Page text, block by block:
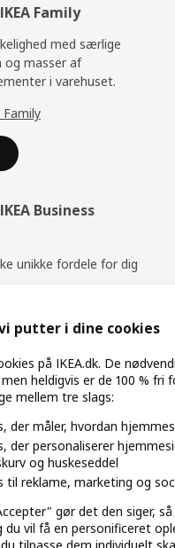
Family
med særlige
og masser af
i varehuset.
Business
unikke fordele for dig
Network
putter i dine cookies
på IKEA.dk. De
heldigvis er de 100 % fri
mellem tre slags:
der måler, hvordan
der personaliserer
og huskeseddel
til reklame, marketing og
gør det den siger,
du vil få en personificeret